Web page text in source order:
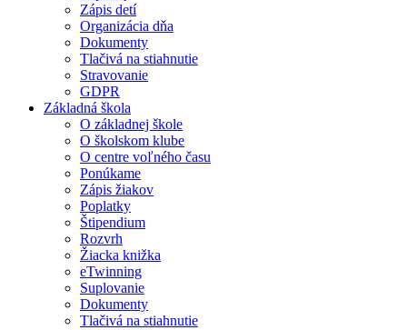
Zápis detí
Organizácia dňa
Dokumenty
Tlačivá na stiahnutie
Stravovanie
GDPR
Základná škola
O základnej škole
O školskom klube
O centre voľného času
Ponúkame
Zápis žiakov
Poplatky
Štipendium
Rozvrh
Žiacka knižka
eTwinning
Suplovanie
Dokumenty
Tlačivá na stiahnutie